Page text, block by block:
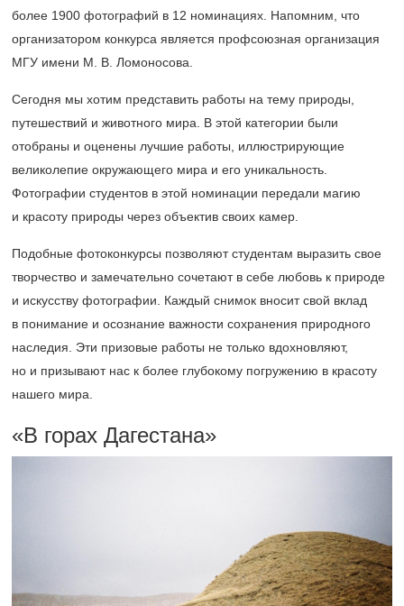
более 1900 фотографий в 12 номинациях. Напомним, что
организатором конкурса является профсоюзная организация
МГУ имени М. В. Ломоносова.
Сегодня мы хотим представить работы на тему природы,
путешествий и животного мира. В этой категории были
отобраны и оценены лучшие работы, иллюстрирующие
великолепие окружающего мира и его уникальность.
Фотографии студентов в этой номинации передали магию
и красоту природы через объектив своих камер.
Подобные фотоконкурсы позволяют студентам выразить свое
творчество и замечательно сочетают в себе любовь к природе
и искусству фотографии. Каждый снимок вносит свой вклад
в понимание и осознание важности сохранения природного
наследия. Эти призовые работы не только вдохновляют,
но и призывают нас к более глубокому погружению в красоту
нашего мира.
«В горах Дагестана»